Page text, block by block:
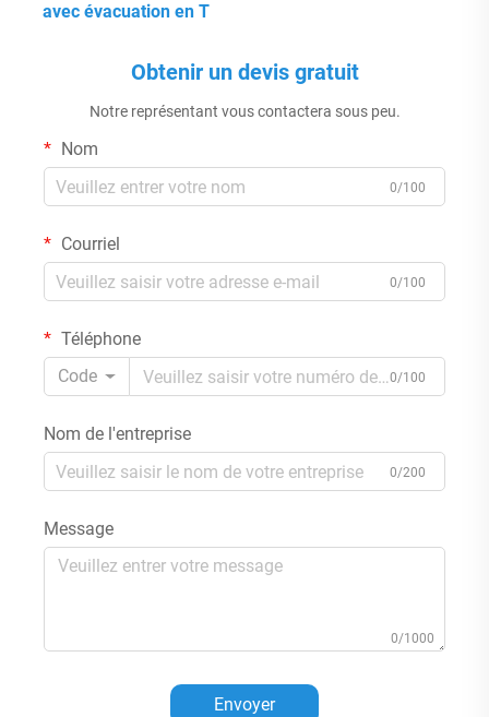
avec évacuation en T
Obtenir un devis gratuit
Notre représentant vous contactera sous peu.
Nom
0/100
Courriel
0/100
Téléphone
Code
0/100
Nom de l'entreprise
0/200
Message
0/1000
Envoyer